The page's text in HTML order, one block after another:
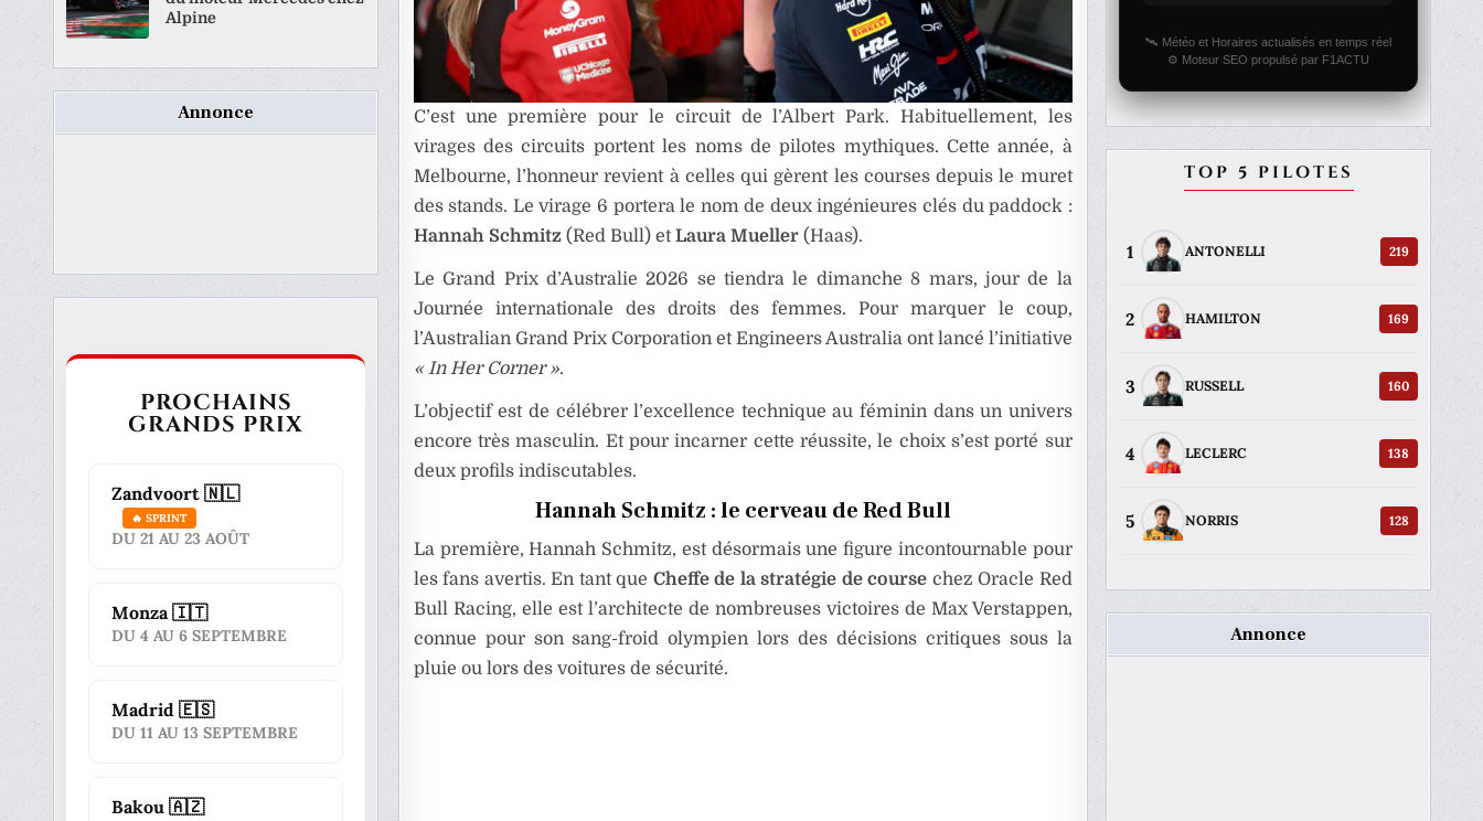
C’est une première pour le circuit de l’Albert Park. Habituellement, les
virages des circuits portent les noms de pilotes mythiques. Cette année, à
Melbourne, l’honneur revient à celles qui gèrent les courses depuis le muret
des stands. Le virage 6 portera le nom de deux ingénieures clés du paddock :
Hannah Schmitz(Red Bull) etLaura Mueller(Haas).
Le Grand Prix d’Australie 2026 se tiendra le dimanche 8 mars, jour de la
Journée internationale des droits des femmes. Pour marquer le coup,
l’Australian Grand Prix Corporation et Engineers Australia ont lancé l’initiative
« In Her Corner ».
L’objectif est de célébrer l’excellence technique au féminin dans un univers
encore très masculin. Et pour incarner cette réussite, le choix s’est porté sur
deux profils indiscutables.
Hannah Schmitz : le cerveau de Red Bull
La première, Hannah Schmitz, est désormais une figure incontournable pour
les fans avertis. En tant que Cheffe de la stratégie de course chez Oracle Red
Bull Racing, elle est l’architecte de nombreuses victoires de Max Verstappen,
connue pour son sang-froid olympien lors des décisions critiques sous la
pluie ou lors des voitures de sécurité.
Alpine
Annonce
PROCHAINS
GRANDS PRIX
Zandvoort 🇳🇱
🔥 SPRINT
DU 21 AU 23 AOÛT
Monza 🇮🇹
DU 4 AU 6 SEPTEMBRE
Madrid 🇪🇸
DU 11 AU 13 SEPTEMBRE
Bakou 🇦🇿
🛰️ Météo et Horaires actualisés en temps réel
⚙️ Moteur SEO propulsé par F1ACTU
TOP 5 PILOTES
1 ANTONELLI 219
2 HAMILTON 169
3 RUSSELL 160
4 LECLERC 138
5 NORRIS 128
Annonce